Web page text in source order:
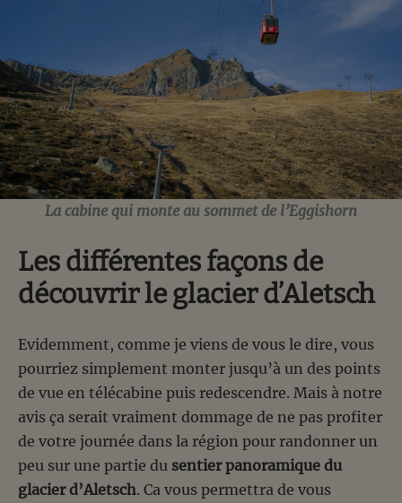
La cabine qui monte au sommet de l’Eggishorn
Les différentes façons de
découvrir le glacier d’Aletsch
Evidemment, comme je viens de vous le dire, vous
pourriez simplement monter jusqu’à un des points
de vue en télécabine puis redescendre. Mais à notre
avis ça serait vraiment dommage de ne pas profiter
de votre journée dans la région pour randonner un
peu sur une partie du sentier panoramique du
glacier d’Aletsch. Ca vous permettra de vous